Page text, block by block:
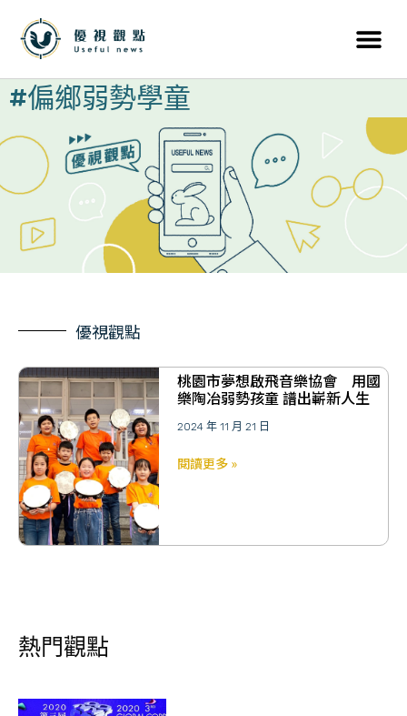
#偏鄉弱勢學童
優視觀點
桃園市夢想啟飛音樂協會 用國
樂陶冶弱勢孩童 譜出嶄新人生
2024 年 11 月 21 日
閱讀更多 »
熱門觀點